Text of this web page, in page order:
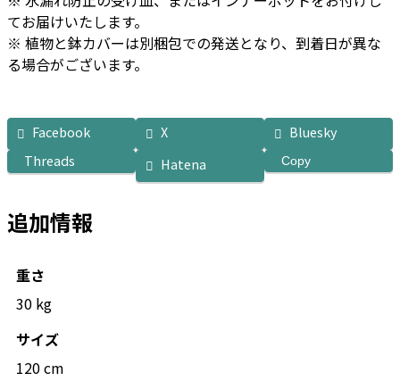
てお届けいたします。
※ 植物と鉢カバーは別梱包での発送となり、到着日が異な
る場合がございます。
Facebook X
Bluesky
Threads
Hatena Copy
追加情報
重さ
30 kg
サイズ
120 cm